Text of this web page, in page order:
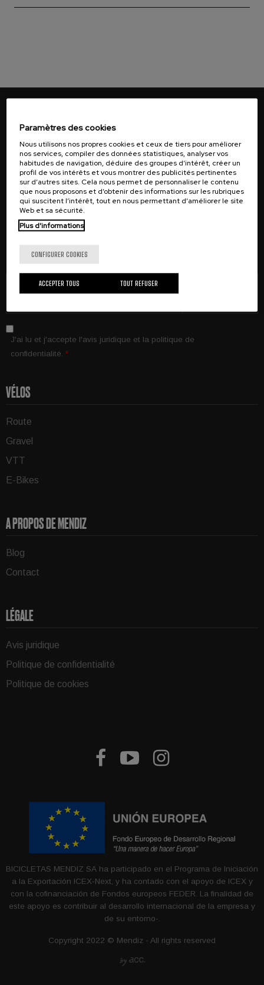
JE VEUX M'ABONNER
Recevez des offres spéciales, des nouvelles exclusives sur
les produits et des informations sur les événements dans
J'ai lu et j'accepte l'avis juridique et la politique de
confidentialité. *
VÉLOS
Route
Gravel
VTT
E-Bikes
A PROPOS DE MENDIZ
Blog
Contact
LÉGALE
Avis juridique
Politique de confidentialité
Politique de cookies
  
BICICLETAS MENDIZ SA ha participado en el Programa de Iniciación
a la Exportación ICEX‐Next, y ha contado con el apoyo de ICEX y
con la cofinanciación de Fondos europeos FEDER. La finalidad de
este apoyo es contribuir al desarrollo internacional de la empresa y
de su entorno-.
Copyright 2022 © Mendiz - All rights reserved
Paramètres des cookies
Nous utilisons nos propres cookies et ceux de tiers pour améliorer
nos services, compiler des données statistiques, analyser vos
habitudes de navigation, déduire des groupes d’intérêt, créer un
profil de vos intérêts et vous montrer des publicités pertinentes
sur d’autres sites. Cela nous permet de personnaliser le contenu
que nous proposons et d’obtenir des informations sur les rubriques
qui suscitent l’intérêt, tout en nous permettant d’améliorer le site
Web et sa sécurité.
Plus d'informations
CONFIGURER COOKIES
TOUT REFUSER
ACCEPTER TOUS